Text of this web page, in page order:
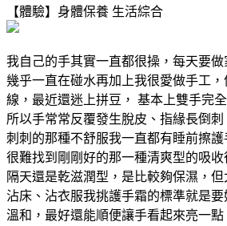
【體驗】身體保養 生活綜合
我自己的手其實一直都很操，每天要
幾乎一直在碰水再加上我很愛做手工
線，最近還迷上拼豆， 基本上雙手完
所以手常常反覆發生脫皮、指緣長倒
刺刺的那種不舒服我一直都有睡前擦
很難找到剛剛好的那一種清爽型的吸收
隔天還是乾滋潤型，是比較夠保濕，
沾床、沾衣服我挑護手霜的標準就是
溫和，最好還能順便讓手看起來亮一點